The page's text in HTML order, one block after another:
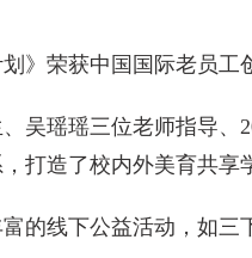
》荣获中国国际老员
吴瑶瑶三位老师指导
打造了校内外美育共享
富的线下公益活动，如